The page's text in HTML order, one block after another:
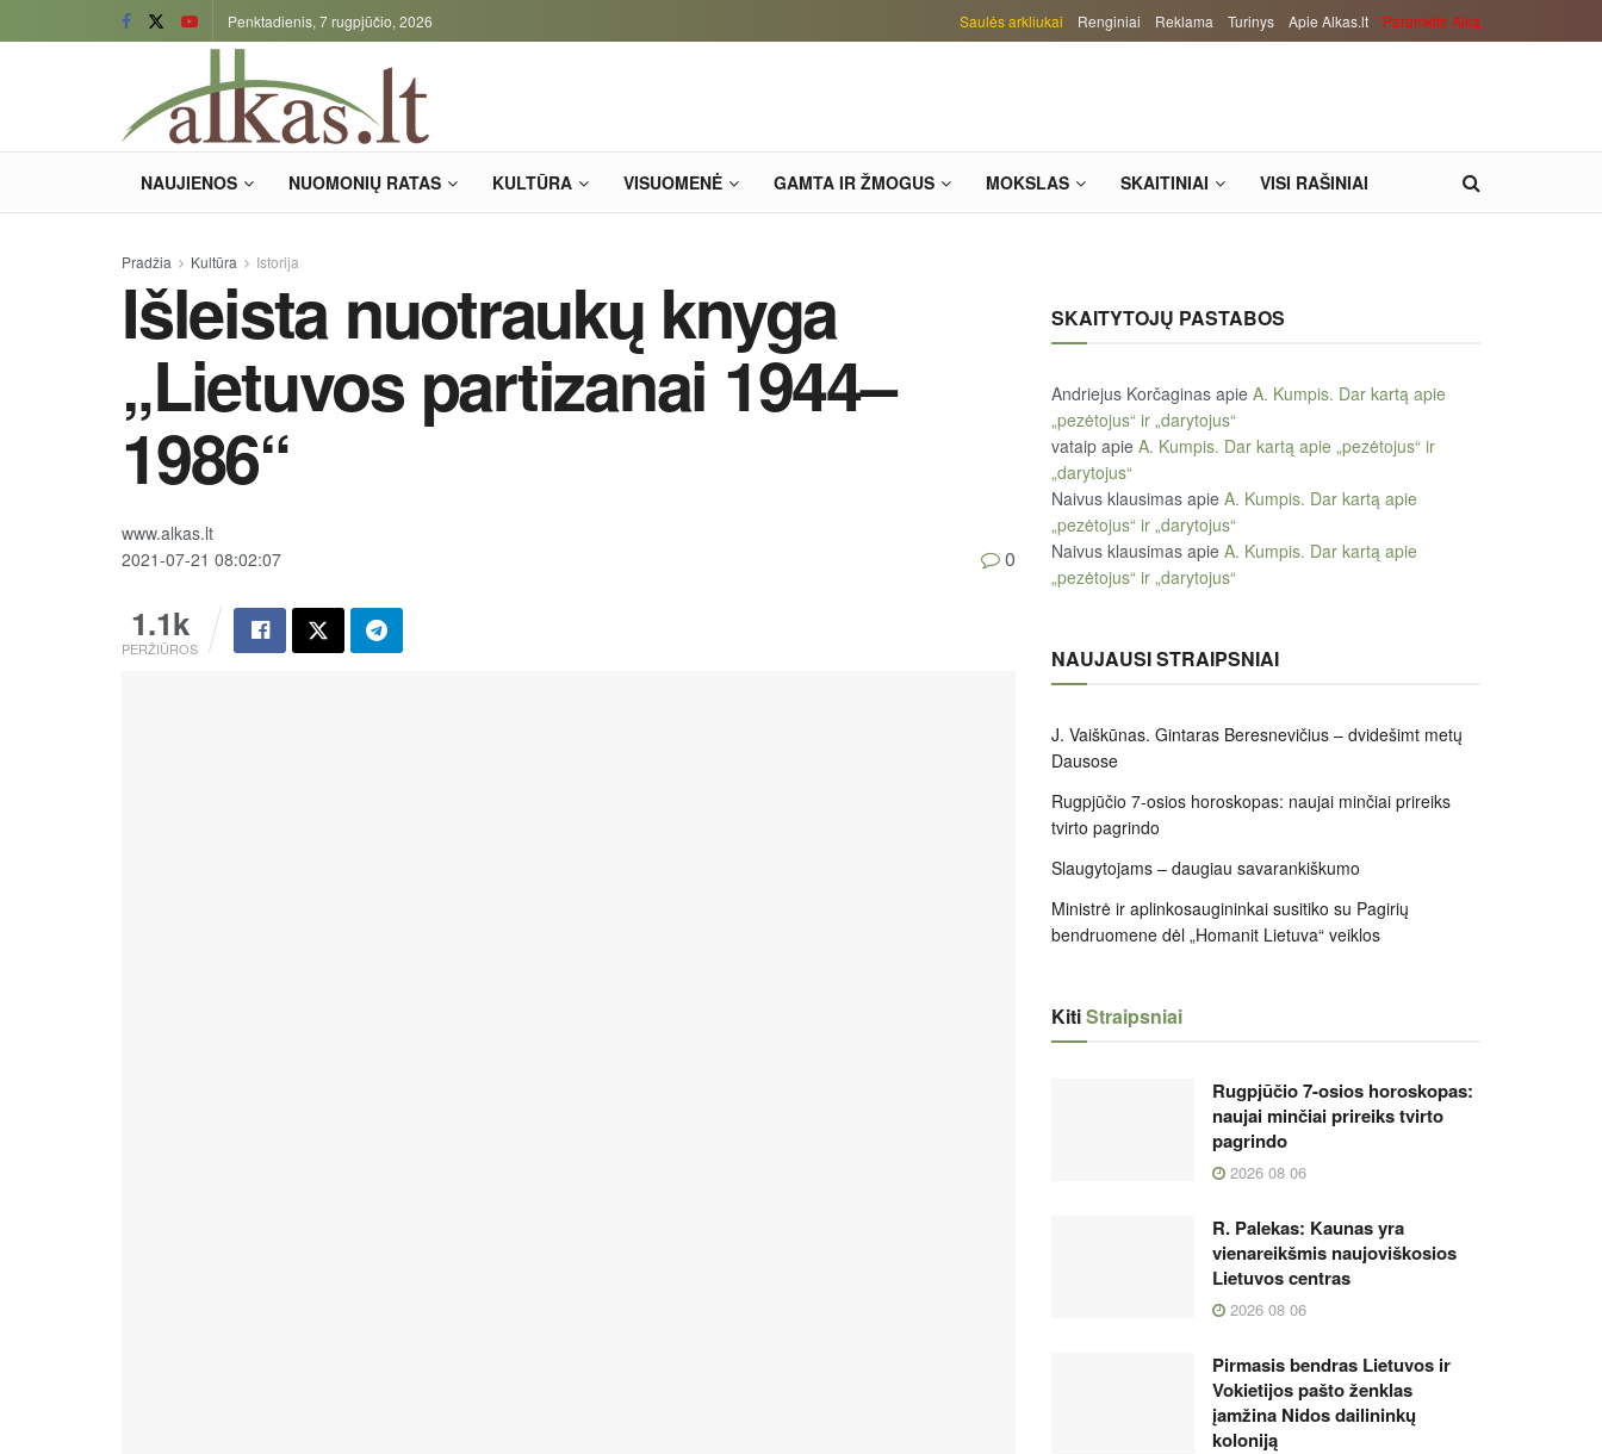
Penktadienis, 7 rugpjūčio, 2026 Saulės arkliukai Renginiai Reklama Turinys Apie Alkas.lt Paremkite Alką
NAUJIENOS NUOMONIŲ RATAS KULTŪRA VISUOMENĖ GAMTA IR ŽMOGUS MOKSLAS SKAITINIAI VISI RAŠINIAI
Pradžia Kultūra Istorija
Išleista nuotraukų knyga
„Lietuvos partizanai 1944–
1986“
www.alkas.lt
2021-07-21 08:02:07
1.1k
PERŽIŪROS
0
SKAITYTOJŲ PASTABOS
Andriejus Korčaginas apie A. Kumpis. Dar kartą apie
„pezėtojus“ ir „darytojus“
vataip apie A. Kumpis. Dar kartą apie „pezėtojus“ ir
„darytojus“
Naivus klausimas apie A. Kumpis. Dar kartą apie
„pezėtojus“ ir „darytojus“
Naivus klausimas apie A. Kumpis. Dar kartą apie
„pezėtojus“ ir „darytojus“
NAUJAUSI STRAIPSNIAI
J. Vaiškūnas. Gintaras Beresnevičius – dvidešimt metų
Dausose
Rugpjūčio 7-osios horoskopas: naujai minčiai prireiks
tvirto pagrindo
Slaugytojams – daugiau savarankiškumo
Ministrė ir aplinkosaugininkai susitiko su Pagirių
bendruomene dėl „Homanit Lietuva“ veiklos
KitiStraipsniai
Rugpjūčio 7-osios horoskopas:
naujai minčiai prireiks tvirto
pagrindo
2026 08 06
R. Palekas: Kaunas yra
vienareikšmis naujoviškosios
Lietuvos centras
2026 08 06
Pirmasis bendras Lietuvos ir
Vokietijos pašto ženklas
įamžina Nidos dailininkų
koloniją